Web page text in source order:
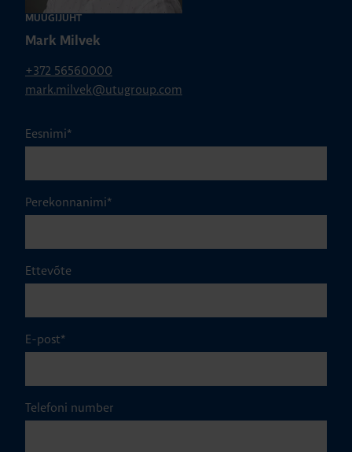
MÜÜGIJUHT
Mark Milvek
+372 56560000
mark.milvek@utugroup.com
Eesnimi*
Perekonnanimi*
Ettevõte
E-post*
Telefoni number